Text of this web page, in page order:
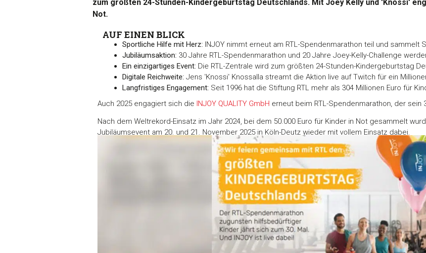
zum größten 24-Stunden-Kindergeburtstag Deutschlands. Mit Joey Kelly und 'Knossi'
Not.
AUF EINEN BLICK
Sportliche Hilfe mit Herz: INJOY nimmt erneut am RTL-Spendenmarathon teil und sammelt
Jubiläumsaktion: 30 Jahre RTL-Spendenmarathon und 20 Jahre Joey-Kelly-Challenge
Ein einzigartiges Event: Die RTL-Zentrale wird zum größten 24-Stunden-Kindergeburtstag
Digitale Reichweite: Jens 'Knossi' Knossalla streamt die Aktion live auf Twitch für ein
Langfristiges Engagement: Seit 1996 hat die Stiftung RTL mehr als 304 Millionen Euro für
Auch 2025 engagiert sich die INJOY QUALITY GmbH erneut beim RTL-Spendenmarathon, der sein
Nach dem Weltrekord-Einsatz im Jahr 2024, bei dem 50.000 Euro für Kinder in Not gesammelt
Jubiläumsevent am 20. und 21. November 2025 in Köln-Deutz wieder mit vollem Einsatz dabei.